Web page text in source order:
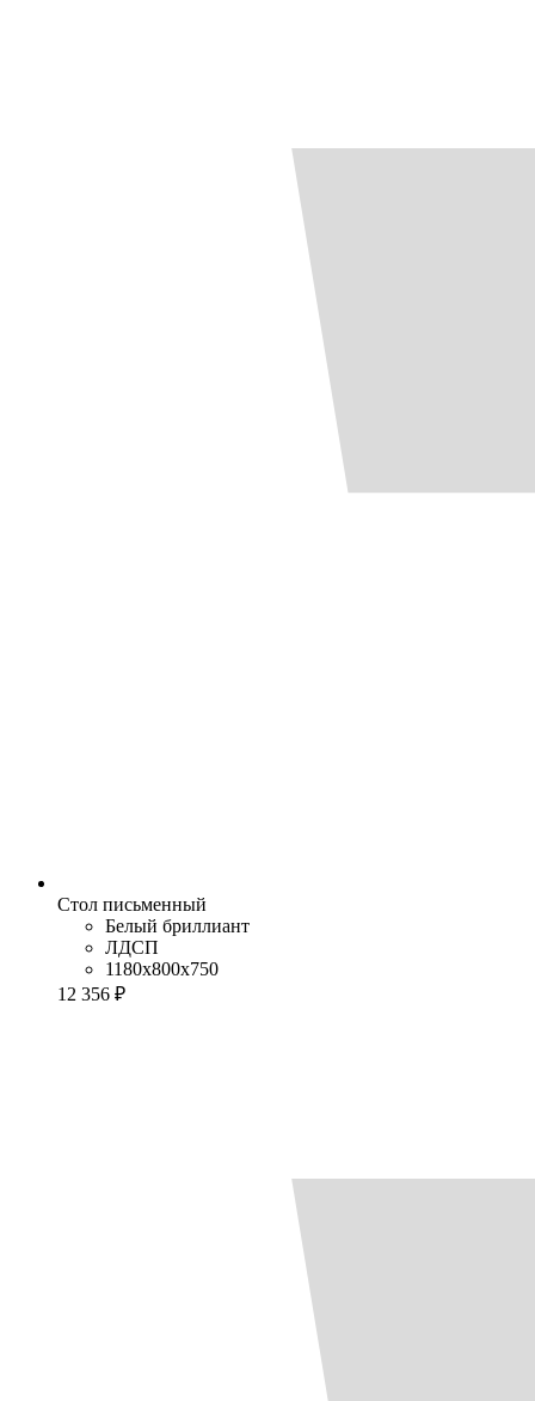
Стол письменный
Белый бриллиант
ЛДСП
1180x800x750
12 356 ₽